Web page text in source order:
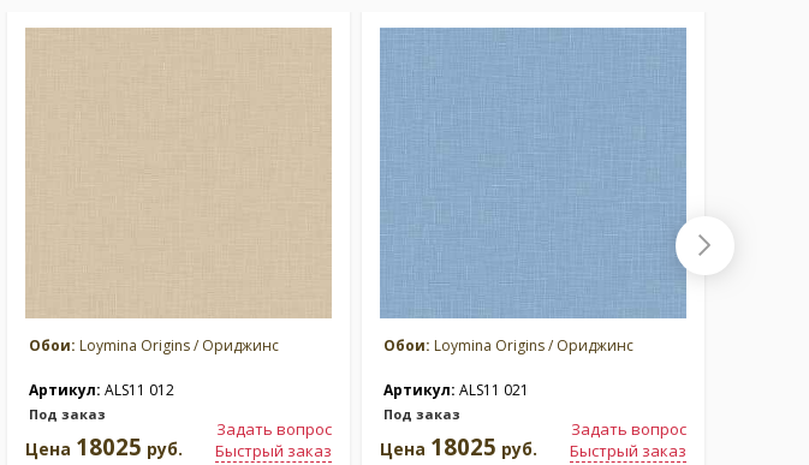
Обои: Loymina Origins / Ориджинс
Артикул: ALS11 012
Под заказ
Задать вопрос
Быстрый заказ
Цена 18025 руб.
Обои: Loymina Origins / Ориджинс
Артикул: ALS11 021
Под заказ
Задать вопрос
Быстрый заказ
Цена 18025 руб.